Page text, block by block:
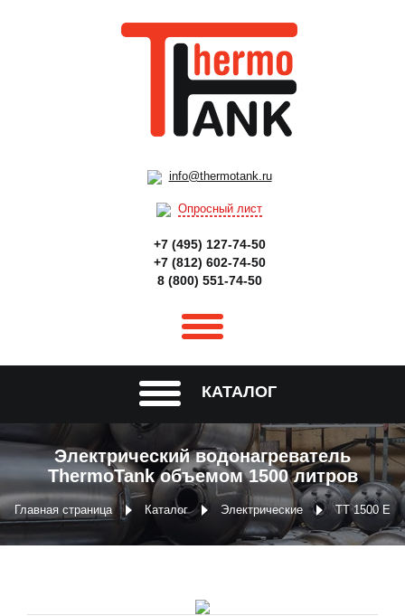
info@thermotank.ru
Опросный лист
+7 (495) 127-74-50
+7 (812) 602-74-50
8 (800) 551-74-50
КАТАЛОГ
Электрический водонагреватель
ThermoTank объемом 1500 литров
Главная страница Каталог Электрические ТТ 1500 Е